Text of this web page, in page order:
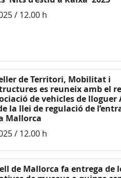
/ 12.00 h
de Territori, Mobilitat i
es reuneix amb el
de vehicles de lloguer
la llei de regulació de
Mallorca
/ 12.00 h
de Mallorca fa entrega de